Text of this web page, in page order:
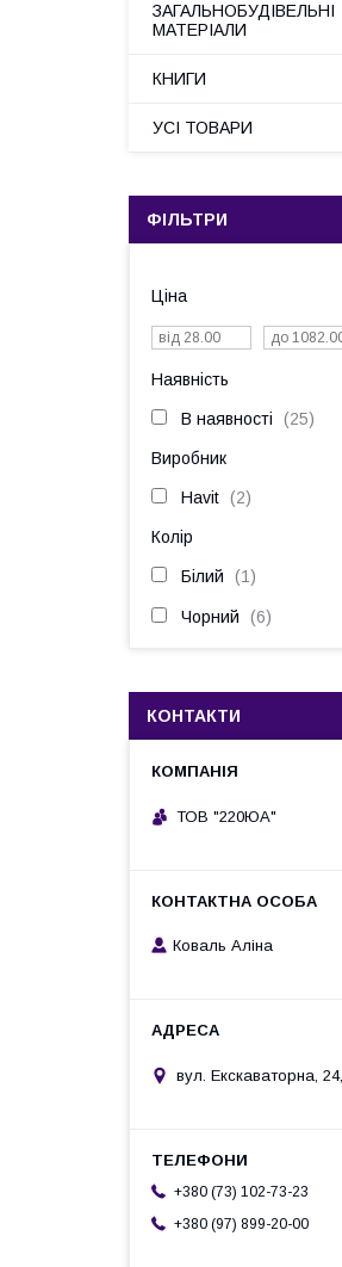
ЗАГАЛЬНОБУДІВЕЛЬНІ
МАТЕРІАЛИ
КНИГИ
УСІ ТОВАРИ
ФІЛЬТРИ
Ціна
Наявність
В наявності 25
Виробник
Havit 2
Колір
Білий 1
Чорний 6
КОНТАКТИ
ТОВ "220ЮА"
Коваль Аліна
вул. Екскаваторна,
+380 (73) 102-73-23
+380 (97) 899-20-00